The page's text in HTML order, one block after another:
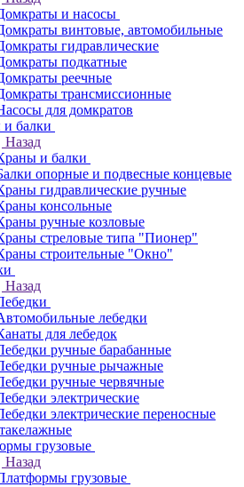
и насосы
винтовые, автомобильные
гидравлические
подкатные
реечные
трансмиссионные
для домкратов
балки
Назад
и балки
опорные и подвесные концевые
гидравлические ручные
консольные
ручные козловые
стреловые типа "Пионер"
строительные "Окно"
Назад
лебедки
для лебедок
ручные барабанные
ручные рычажные
ручные червячные
электрические
электрические переносные
грузовые
Назад
грузовые